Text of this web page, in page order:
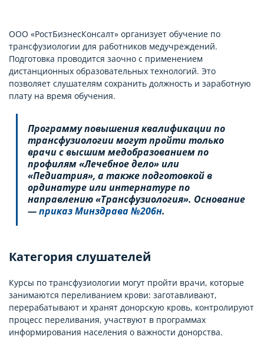
ООО «РостБизнесКонсалт» организует обучение по
трансфузиологии для работников медучреждений.
Подготовка проводится заочно с применением
дистанционных образовательных технологий. Это
позволяет слушателям сохранить должность и заработную
плату на время обучения.
Программу повышения квалификации по
трансфузиологии могут пройти только
врачи с высшим медобразованием по
профилям «Лечебное дело» или
«Педиатрия», а также подготовкой в
ординатуре или интернатуре по
направлению «Трансфузиология». Основание
—приказ Минздрава №206н.
Категория слушателей
Курсы по трансфузиологии могут пройти врачи, которые
занимаются переливанием крови: заготавливают,
перерабатывают и хранят донорскую кровь, контролируют
процесс переливания, участвуют в программах
информирования населения о важности донорства.